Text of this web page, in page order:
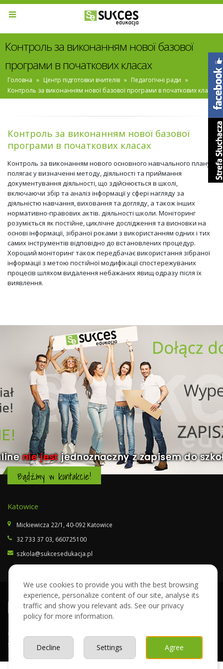
Контроль за виконанням нової базової
програми в початкових класах
Головна » Центр підготовки вчителів » Педагогічні ради »
Контроль за виконанням нової базової програми в початкових класах
Контроль за виконанням нової базової
програми в початкових класах
Контроль за виконанням нового основного навчального плану
полягає у визначенні методу, діяльності та приймання
документування діяльності, що здійснюється в школі,
включаючи збір та аналіз інформації у сфері нагляду за
діяльністю навчання, виховання та догляду, а також інших
нормативно-правових актів. діяльності школи. Моніторинг
розуміється як постійне, циклічне дослідження та висновки на
основі інформації, зібраної роками з використанням одних і тих
самих інструментів відповідно до встановлених процедур.
Хороший моніторинг також передбачає використання зібраної
інформації з метою постійної модифікації спостережуваних
процесів шляхом видалення небажаних явищ одразу після їх
виявлення.
Bądźmy w kontakcie!
Katowice
Mickiewicza 22/1, 40-092 Katowice
32 733 37 03 660725100
szkola@sukcesedukacja.pl
Wykonanie:
strony
Polityka Cookies
We use cookies to provide you with the best browsing
experience, personalize content of our site, analyse its
traffic and show you relevant ads. See our privacy
policy for more information.
Agree
Settings
Decline